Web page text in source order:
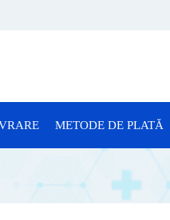
METODE DE PLATĂ